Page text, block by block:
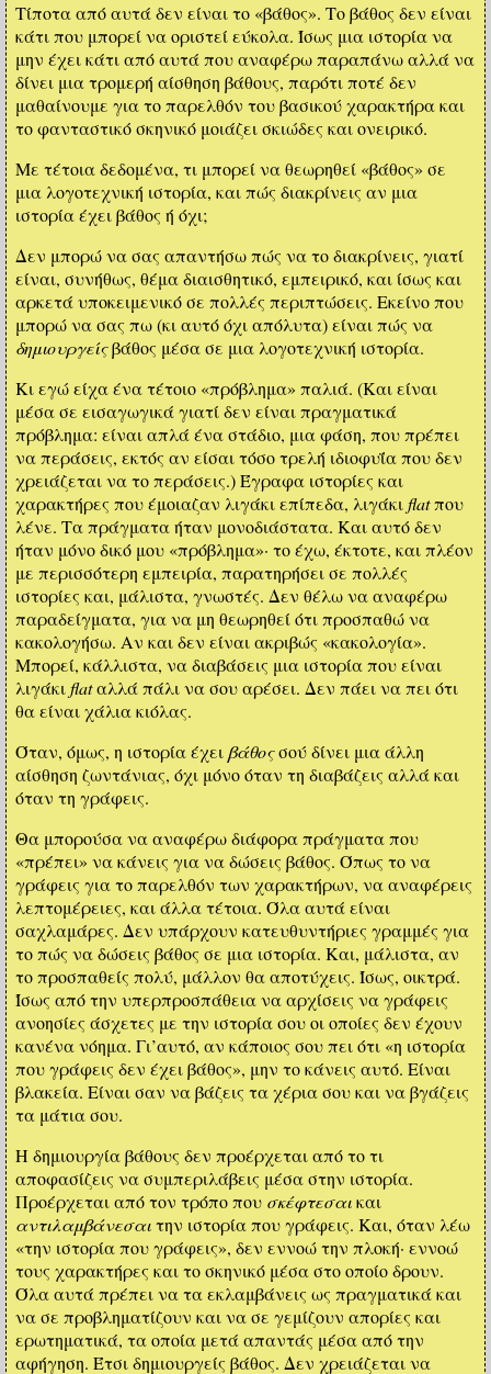
Τίποτα από αυτά δεν είναι το «βάθος». Το βάθος δεν είναι
κάτι που μπορεί να οριστεί εύκολα. Ίσως μια ιστορία να
μην έχει κάτι από αυτά που αναφέρω παραπάνω αλλά να
δίνει μια τρομερή αίσθηση βάθους, παρότι ποτέ δεν
μαθαίνουμε για το παρελθόν του βασικού χαρακτήρα και
το φανταστικό σκηνικό μοιάζει σκιώδες και ονειρικό.
Με τέτοια δεδομένα, τι μπορεί να θεωρηθεί «βάθος» σε
μια λογοτεχνική ιστορία, και πώς διακρίνεις αν μια
ιστορία έχει βάθος ή όχι;
Δεν μπορώ να σας απαντήσω πώς να το διακρίνεις, γιατί
είναι, συνήθως, θέμα διαισθητικό, εμπειρικό, και ίσως και
αρκετά υποκειμενικό σε πολλές περιπτώσεις. Εκείνο που
μπορώ να σας πω (κι αυτό όχι απόλυτα) είναι πώς να
δημιουργείςβάθος μέσα σε μια λογοτεχνική ιστορία.
Κι εγώ είχα ένα τέτοιο «πρόβλημα» παλιά. (Και είναι
μέσα σε εισαγωγικά γιατί δεν είναι πραγματικά
πρόβλημα: είναι απλά ένα στάδιο, μια φάση, που πρέπει
να περάσεις, εκτός αν είσαι τόσο τρελή ιδιοφυΐα που δεν
χρειάζεται να το περάσεις.) Έγραφα ιστορίες και
χαρακτήρες που έμοιαζαν λιγάκι επίπεδα, λιγάκιflatπου
λένε. Τα πράγματα ήταν μονοδιάστατα. Και αυτό δεν
ήταν μόνο δικό μου «πρόβλημα»· το έχω, έκτοτε, και πλέον
με περισσότερη εμπειρία, παρατηρήσει σε πολλές
ιστορίες και, μάλιστα, γνωστές. Δεν θέλω να αναφέρω
παραδείγματα, για να μη θεωρηθεί ότι προσπαθώ να
κακολογήσω. Αν και δεν είναι ακριβώς «κακολογία».
Μπορεί, κάλλιστα, να διαβάσεις μια ιστορία που είναι
λιγάκιflatαλλά πάλι να σου αρέσει. Δεν πάει να πει ότι
θα είναι χάλια κιόλας.
Όταν, όμως, η ιστορία έχειβάθοςσού δίνει μια άλλη
αίσθηση ζωντάνιας, όχι μόνο όταν τη διαβάζεις αλλά και
όταν τη γράφεις.
Θα μπορούσα να αναφέρω διάφορα πράγματα που
«πρέπει» να κάνεις για να δώσεις βάθος. Όπως το να
γράφεις για το παρελθόν των χαρακτήρων, να αναφέρεις
λεπτομέρειες, και άλλα τέτοια. Όλα αυτά είναι
σαχλαμάρες. Δεν υπάρχουν κατευθυντήριες γραμμές για
το πώς να δώσεις βάθος σε μια ιστορία. Και, μάλιστα, αν
το προσπαθείς πολύ, μάλλον θα αποτύχεις. Ίσως, οικτρά.
Ίσως από την υπερπροσπάθεια να αρχίσεις να γράφεις
ανοησίες άσχετες με την ιστορία σου οι οποίες δεν έχουν
κανένα νόημα. Γι’αυτό, αν κάποιος σου πει ότι «η ιστορία
που γράφεις δεν έχει βάθος», μην το κάνεις αυτό. Είναι
βλακεία. Είναι σαν να βάζεις τα χέρια σου και να βγάζεις
τα μάτια σου.
Η δημιουργία βάθους δεν προέρχεται από το τι
αποφασίζεις να συμπεριλάβεις μέσα στην ιστορία.
Προέρχεται από τον τρόπο που σκέφτεσαικαι
αντιλαμβάνεσαιτην ιστορία που γράφεις. Και, όταν λέω
«την ιστορία που γράφεις», δεν εννοώ την πλοκή· εννοώ
τους χαρακτήρες και το σκηνικό μέσα στο οποίο δρουν.
Όλα αυτά πρέπει να τα εκλαμβάνεις ως πραγματικά και
να σε προβληματίζουν και να σε γεμίζουν απορίες και
ερωτηματικά, τα οποία μετά απαντάς μέσα από την
αφήγηση. Έτσι δημιουργείς βάθος. Δεν χρειάζεται να